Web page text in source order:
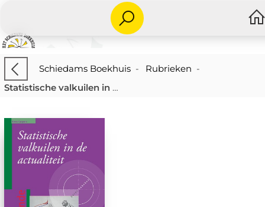
Schiedams Boekhuis- Rubrieken -
Statistische valkuilen in de actualiteit